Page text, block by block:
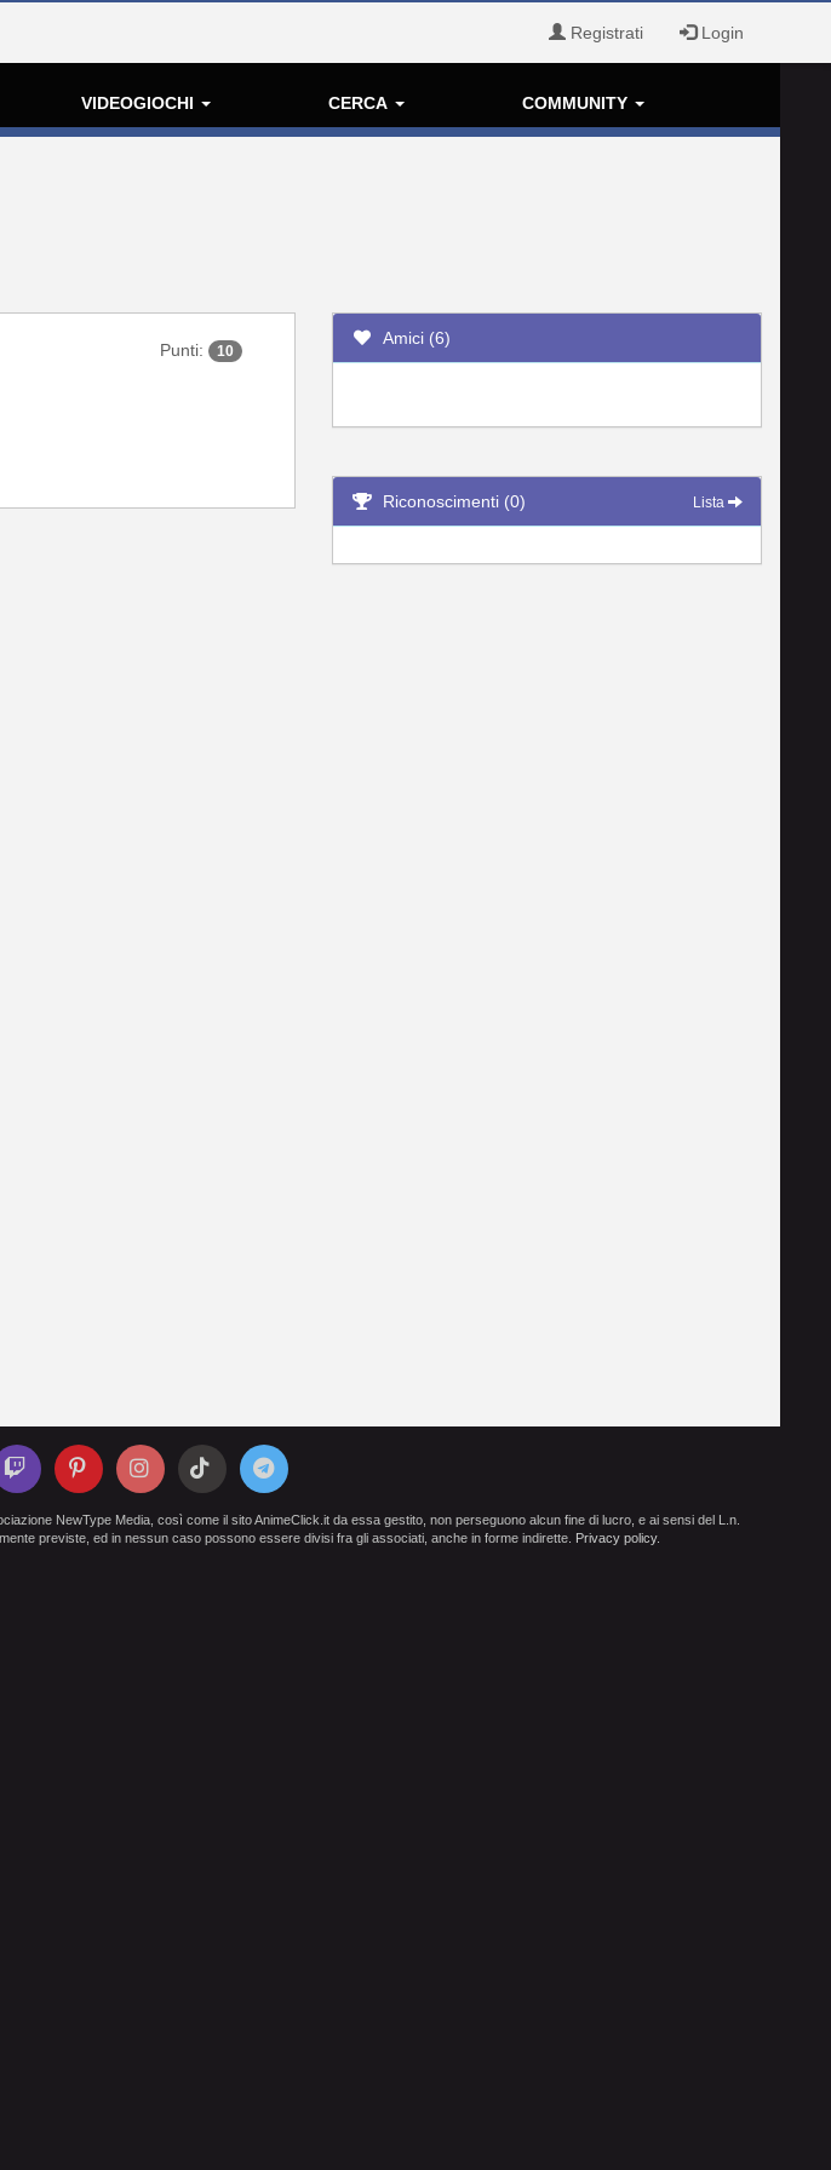
Registrati Login
VIDEOGIOCHI CERCA COMMUNITY
Punti: 10
Amici (6)
Riconoscimenti (0) Lista
NewType Media, così come il sito AnimeClick.it da essa gestito, non perseguono alcun fine di lucro, e ai sensi del L.n.
previste, ed in nessun caso possono essere divisi fra gli associati, anche in forme indirette. Privacy policy.